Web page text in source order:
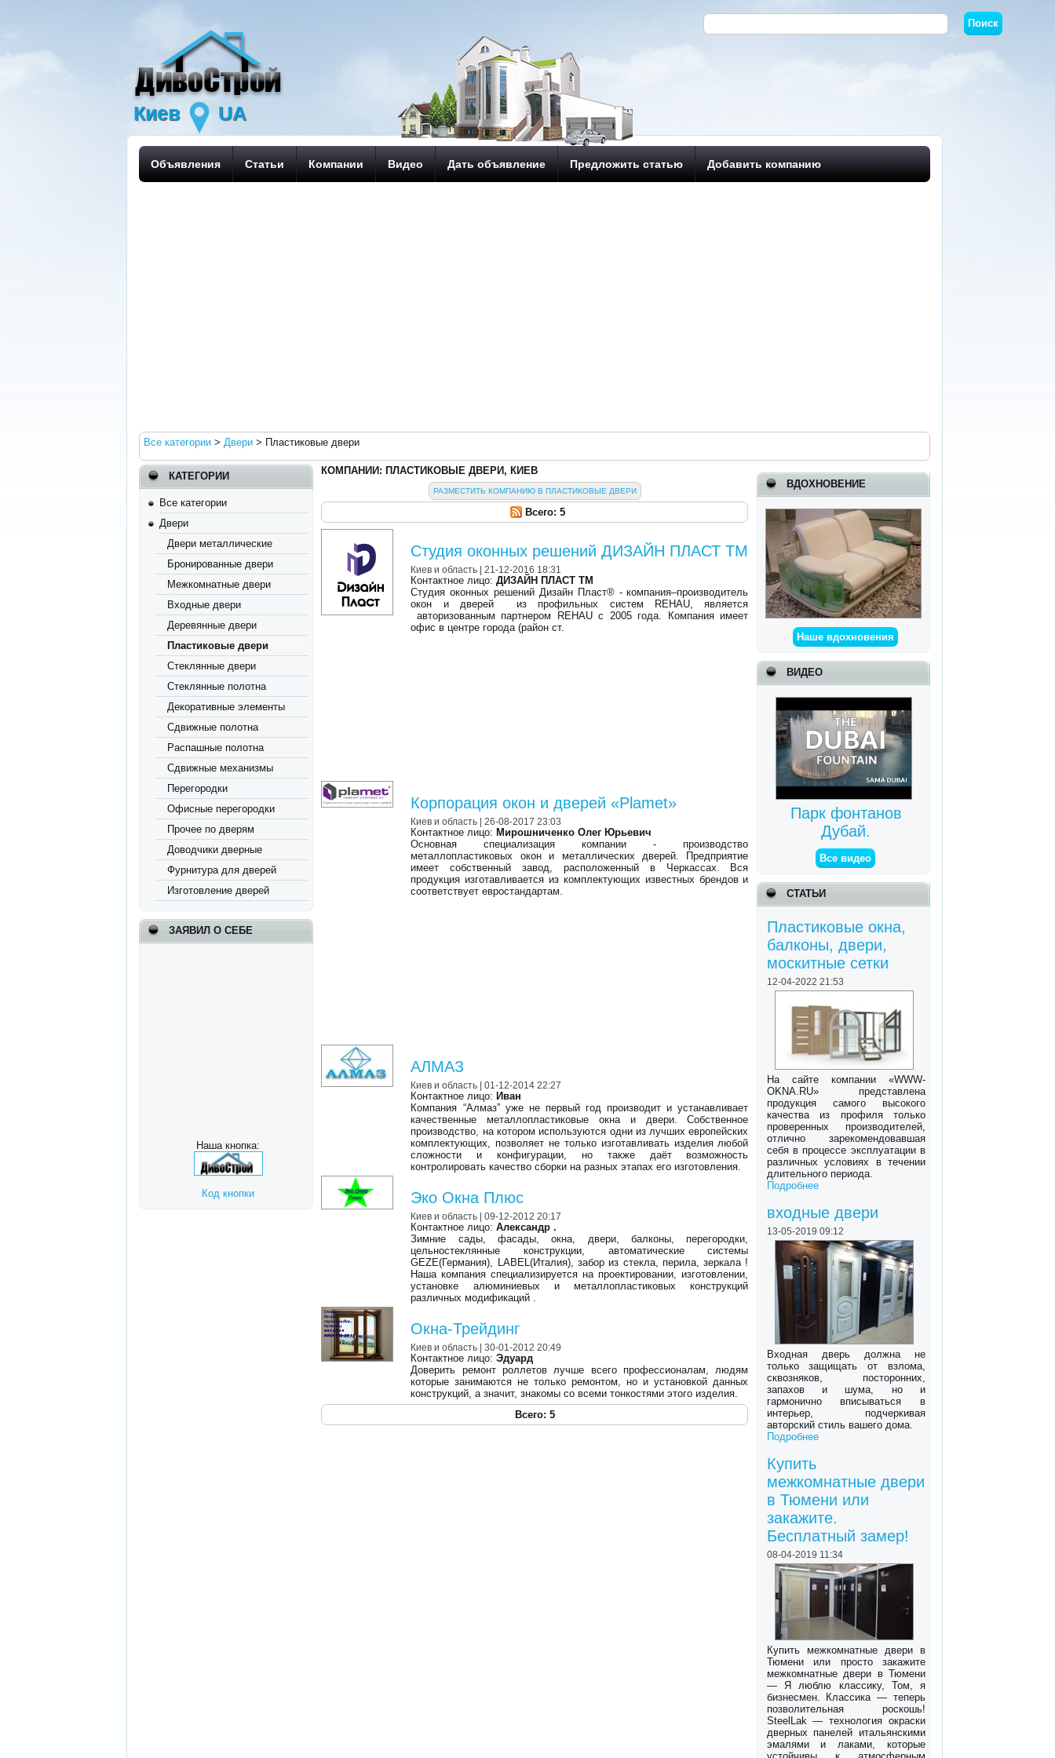
Киев UA
Объявления Статьи Компании Видео Дать объявление Предложить статью Добавить компанию
Все категории >Двери > Пластиковые двери
КАТЕГОРИИ
Все категории
Двери
Двери металлические
Бронированные двери
Межкомнатные двери
Входные двери
Деревянные двери
Пластиковые двери
Стеклянные двери
Стеклянные полотна
Декоративные элементы
Сдвижные полотна
Распашные полотна
Сдвижные механизмы
Перегородки
Офисные перегородки
Прочее по дверям
Доводчики дверные
Фурнитура для дверей
Изготовление дверей
ЗАЯВИЛ О СЕБЕ
Наша кнопка:
Код кнопки
ВДОХНОВЕНИЕ
Наше вдохновения
ВИДЕО
Парк фонтанов
Дубай.
Все видео
СТАТЬИ
Пластиковые окна,
балконы, двери,
москитные сетки
12-04-2022 21:53
На сайте компании «WWW-
OKNA.RU» представлена
продукция самого высокого
качества из профиля только
проверенных производителей,
отлично зарекомендовавшая
себя в процессе эксплуатации в
различных условиях в течении
длительного периода.
Подробнее
входные двери
13-05-2019 09:12
Входная дверь должна не
только защищать от взлома,
сквозняков, посторонних,
запахов и шума, но и
гармонично вписываться в
интерьер, подчеркивая
авторский стиль вашего дома.
Подробнее
Купить
межкомнатные двери
в Тюмени или
закажите.
Бесплатный замер!
08-04-2019 11:34
Купить межкомнатные двери в
Тюмени или просто закажите
межкомнатные двери в Тюмени
— Я люблю классику, Том, я
бизнесмен. Классика — теперь
позволительная роскошь!
SteelLak — технология окраски
дверных панелей итальянскими
эмалями и лаками, которые
КОМПАНИИ: ПЛАСТИКОВЫЕ ДВЕРИ, КИЕВ
РАЗМЕСТИТЬ КОМПАНИЮ В ПЛАСТИКОВЫЕ ДВЕРИ
Всего: 5
Студия оконных решений ДИЗАЙН ПЛАСТ ТМ
Киев и область | 21-12-2016 18:31
Контактное лицо:ДИЗАЙН ПЛАСТ ТМ
Студия оконных решений Дизайн Пласт® - компания–производитель
окон и дверей из профильных систем REHAU, является
авторизованным партнером REHAU с 2005 года. Компания имеет
офис в центре города (район ст.
Корпорация окон и дверей «Plamet»
Киев и область | 26-08-2017 23:03
Контактное лицо: Мирошниченко Олег Юрьевич
Основная специализация компании - производство
металлопластиковых окон и металлических дверей. Предприятие
имеет собственный завод, расположенный в Черкассах. Вся
продукция изготавливается из комплектующих известных брендов и
соответствует евростандартам.
АЛМАЗ
Киев и область | 01-12-2014 22:27
Контактное лицо: Иван
Компания “Алмаз” уже не первый год производит и устанавливает
качественные металлопластиковые окна и двери. Собственное
производство, на котором используются одни из лучших европейских
комплектующих, позволяет не только изготавливать изделия любой
сложности и конфигурации, но также даёт возможность
контролировать качество сборки на разных этапах его изготовления.
Эко Окна Плюс
Киев и область | 09-12-2012 20:17
Контактное лицо:Александр .
Зимние сады, фасады, окна, двери, балконы, перегородки,
цельностеклянные конструкции, автоматические системы
GEZE(Германия), LABEL(Италия), забор из стекла, перила, зеркала !
Наша компания специализируется на проектировании, изготовлении,
установке алюминиевых и металлопластиковых конструкций
различных модификаций .
Окна-Трейдинг
Киев и область | 30-01-2012 20:49
Контактное лицо:Эдуард
Доверить ремонт роллетов лучше всего профессионалам, людям
которые занимаются не только ремонтом, но и установкой данных
конструкций, а значит, знакомы со всеми тонкостями этого изделия.
Всего: 5